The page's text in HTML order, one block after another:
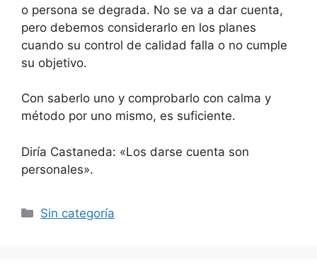
o persona se degrada. No se va a dar cuenta,
pero debemos considerarlo en los planes
cuando su control de calidad falla o no cumple
su objetivo.
Con saberlo uno y comprobarlo con calma y
método por uno mismo, es suficiente.
Diría Castaneda: «Los darse cuenta son
personales».
Categorías
Sin categoría